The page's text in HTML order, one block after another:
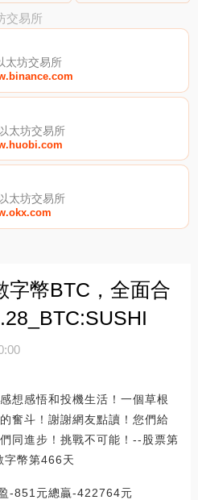
交易所
太坊交易所
太坊交易所
太坊交易所
字幣BTC，全面合
想感悟和投機生活！一個草根
奮斗！謝謝網友點讀！您們給
同進步！挑戰不可能！--股票第
幣第466天
-851元總贏-422764元